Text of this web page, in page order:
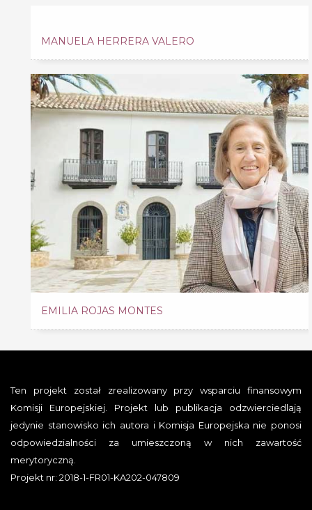
MANUELA HERRERA VALERO
EMILIA ROJAS MONTES
Ten projekt został zrealizowany przy wsparciu finansowym
Komisji Europejskiej. Projekt lub publikacja odzwierciedlają
jedynie stanowisko ich autora i Komisja Europejska nie ponosi
odpowiedzialności za umieszczoną w nich zawartość
merytoryczną.
Projekt nr: 2018-1-FR01-KA202-047809